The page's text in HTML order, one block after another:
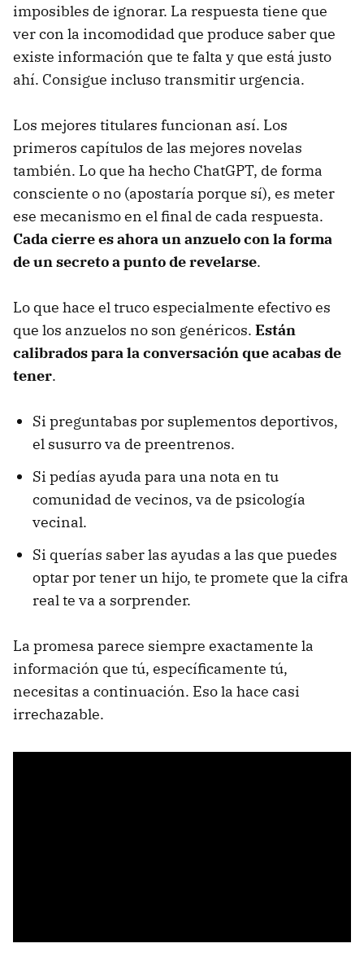
imposibles de ignorar. La respuesta tiene que
ver con la incomodidad que produce saber que
existe información que te falta y que está justo
ahí. Consigue incluso transmitir urgencia.
Los mejores titulares funcionan así. Los
primeros capítulos de las mejores novelas
también. Lo que ha hecho ChatGPT, de forma
consciente o no (apostaría porque sí), es meter
ese mecanismo en el final de cada respuesta.
Cada cierre es ahora un anzuelo con la forma
de un secreto a punto de revelarse.
Lo que hace el truco especialmente efectivo es
que los anzuelos no son genéricos. Están
calibrados para la conversación que acabas de
tener.
Si preguntabas por suplementos deportivos,
el susurro va de preentrenos.
Si pedías ayuda para una nota en tu
comunidad de vecinos, va de psicología
vecinal.
Si querías saber las ayudas a las que puedes
optar por tener un hijo, te promete que la cifra
real te va a sorprender.
La promesa parece siempre exactamente la
información que tú, específicamente tú,
necesitas a continuación. Eso la hace casi
irrechazable.